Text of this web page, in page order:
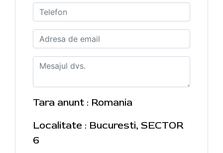
Tara anunt : Romania
Localitate : Bucuresti, SECTOR
6